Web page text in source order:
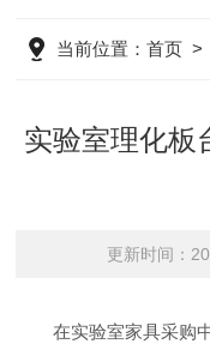
当前位置：首页
实验室理化板
更新时间：
在实验室家具采购中